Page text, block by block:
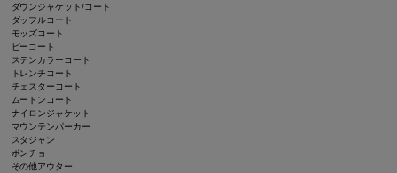
ダウンジャケット/コート
ダッフルコート
モッズコート
ピーコート
ステンカラーコート
トレンチコート
チェスターコート
ムートンコート
ナイロンジャケット
マウンテンパーカー
スタジャン
ポンチョ
その他アウター